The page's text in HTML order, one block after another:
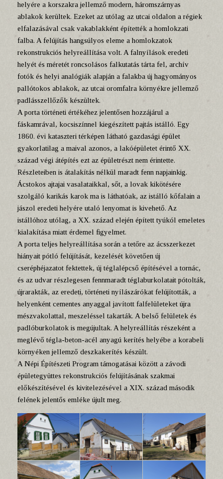
helyére a korszakra jellemző modern, háromszárnyas
ablakok kerültek. Ezeket az utólag az utcai oldalon a régiek
elfalazásával csak vakablakként építették a homlokzati
falba. A felújítás hangsúlyos eleme a homlokzatok
rekonstrukciós helyreállítása volt. A falnyílások eredeti
helyét és méretét roncsolásos falkutatás tárta fel, archív
fotók és helyi analógiák alapján a falakba új hagyományos
pallótokos ablakok, az utcai oromfalra környékre jellemző
padlásszellőzők készültek.
A porta történeti értékéhez jelentősen hozzájárul a
fáskamrával, kocsiszínnel kiegészített pajtás istálló. Egy
1860. évi kataszteri térképen látható gazdasági épület
gyakorlatilag a maival azonos, a lakóépületet érintő XX.
század végi átépítés ezt az épületrészt nem érintette.
Részleteiben is átalakítás nélkül maradt fenn napjainkig.
Ácstokos ajtajai vasalataikkal, sőt, a lovak kikötésére
szolgáló karikás karok ma is láthatóak, az istálló kőfalain a
jászol eredeti helyére utaló lenyomat is kivehető. Az
istállóhoz utólag, a XX. század elején épített tyúkól emeletes
kialakítása miatt érdemel figyelmet.
A porta teljes helyreállítása során a tetőre az ácsszerkezet
hiányait pótló felújítását, kezelését követően új
cseréphéjazatot fektettek, új téglalépcső építésével a tornác,
és az udvar részlegesen fennmaradt téglaburkolatait pótolták,
újrarakták, az eredeti, történeti nyílászárókat felújították, a
helyenként cementes anyaggal javított falfelületeket újra
mészvakolattal, meszeléssel takarták. A belső felületek és
padlóburkolatok is megújultak. A helyreállítás részeként a
meglévő tégla-beton-acél anyagú kerítés helyébe a korabeli
környéken jellemző deszkakerítés készült.
A Népi Építészeti Program támogatásai között a závodi
épületegyüttes rekonstrukciós felújításának szakmai
előkészítésével és kivitelezésével a XIX. század második
felének jelentős emléke újult meg.